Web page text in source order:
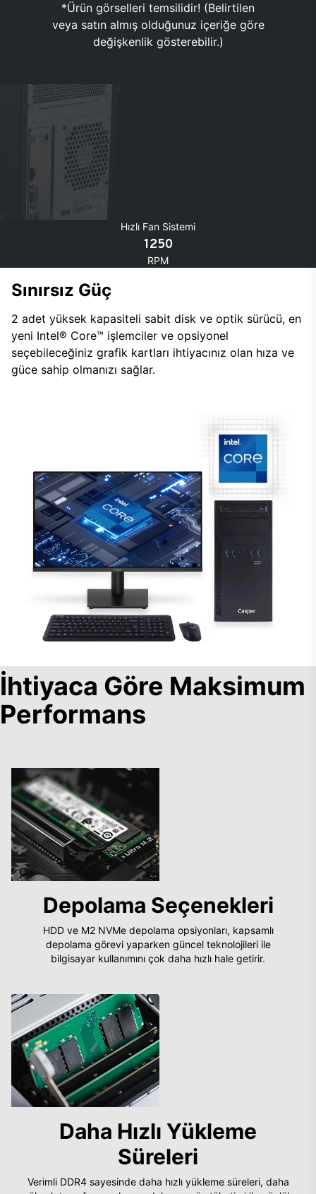
*Ürün görselleri temsilidir! (Belirtilen
veya satın almış olduğunuz içeriğe göre
değişkenlik gösterebilir.)
Hızlı Fan Sistemi
1250
RPM
Sınırsız Güç
2 adet yüksek kapasiteli sabit disk ve optik sürücü, en
yeni Intel® Core™ işlemciler ve opsiyonel
seçebileceğiniz grafik kartları ihtiyacınız olan hıza ve
güce sahip olmanızı sağlar.
İhtiyaca Göre Maksimum
Performans
Depolama Seçenekleri
HDD ve M2 NVMe depolama opsiyonları, kapsamlı
depolama görevi yaparken güncel teknolojileri ile
bilgisayar kullanımını çok daha hızlı hale getirir.
Daha Hızlı Yükleme
Süreleri
Verimli DDR4 sayesinde daha hızlı yükleme süreleri, daha